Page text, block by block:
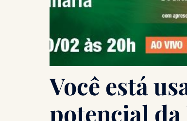
Você está
potencial da